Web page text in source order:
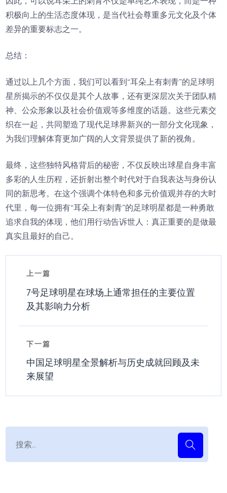
积极向上的生活态度体现，是当代社会尊重多元文化及个体
差异的重要标志之一。
总结：
通过以上几个方面，我们可以看到“耳朵上有刺青”的足球明
星所揭示的不仅仅是其个人故事，还有更深层次关于团队精
神、公众形象以及社会价值观等多维度的话题。这些元素交
织在一起，共同塑造了现代足球界新兴的一部分文化现象，
为我们理解体育更加广阔的人文背景提供了新的视角。
最终，这些独特风格背后的秘密，不仅反映出球星自身丰富
多彩的人生历程，还折射出整个时代对于自我表达与身份认
同的新思考。在这个强调个体特色和多元价值观并存的大时
代里，每一位拥有“耳朵上有刺青”的足球明星都是一种勇敢
追求自我的体现，他们用行动告诉世人：真正重要的是做最
真实且最好的自己。
上一篇
7号足球明星在球场上通常担任的主要位置
及其影响力分析
下一篇
中国足球明星全景解析与历史成就回顾及未
来展望